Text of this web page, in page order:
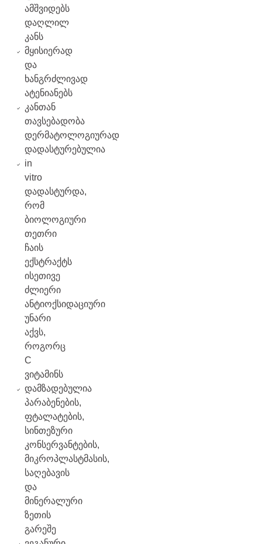
ამშვიდებს
დაღლილ
კანს
მყისიერად
და
ხანგრძლივად
ატენიანებს
კანთან
თავსებადობა
დერმატოლოგიურად
დადასტურებულია
in
vitro
დადასტურდა,
რომ
ბიოლოგიური
თეთრი
ჩაის
ექსტრაქტს
ისეთივე
ძლიერი
ანტიოქსიდაციური
უნარი
აქვს,
როგორც
C
ვიტამინს
დამზადებულია
პარაბენების,
ფტალატების,
სინთეზური
კონსერვანტების,
მიკროპლასტმასის,
საღებავის
და
მინერალური
ზეთის
გარეშე